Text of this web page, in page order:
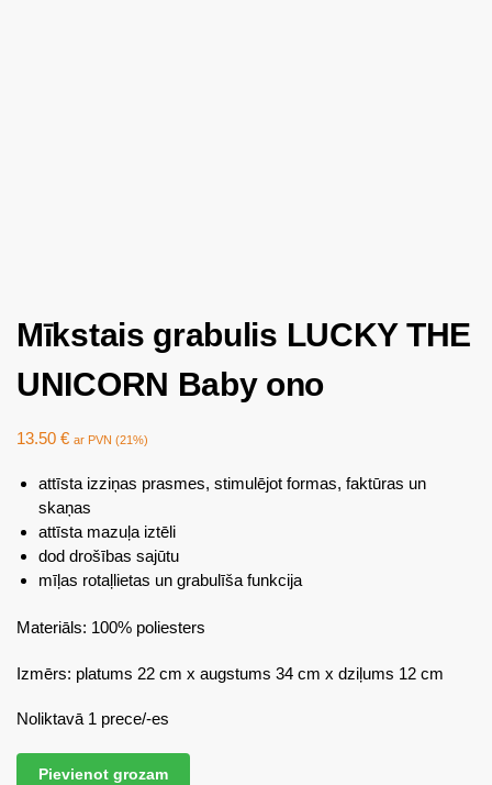
Mīkstais grabulis LUCKY THE
UNICORN Baby ono
13.50 € ar PVN (21%)
attīsta izziņas prasmes, stimulējot formas, faktūras un
skaņas
attīsta mazuļa iztēli
dod drošības sajūtu
mīļas rotaļlietas un grabulīša funkcija
Materiāls: 100% poliesters
Izmērs: platums 22 cm x augstums 34 cm x dziļums 12 cm
Noliktavā 1 prece/-es
Pievienot grozam